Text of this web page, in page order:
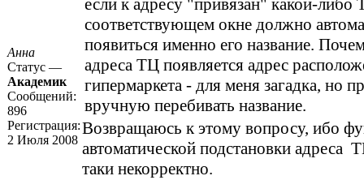
Анна
Статус —
Академик
Сообщений:
896
Регистрация:
2 Июля 2008
если к адресу "привязан" какой-либо
соответствующем окне должно
появиться именно его название.
адреса ТЦ появляется адрес
гипермаркета - для меня загадка, но
вручную перебивать название.
Возвращаюсь к этому вопросу, ибо
автоматической подстановки адреса
таки некорректно.